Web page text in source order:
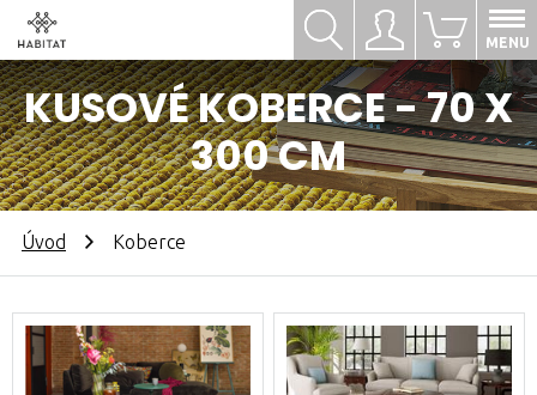
Přihlásit se
KUSOVÉ KOBERCE - 70 X
300 CM
0
MENU
Hledat
Úvod Koberce